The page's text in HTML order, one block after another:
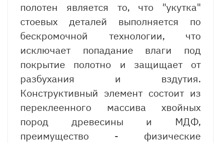
полотен является то, что "укутка"
стоевых деталей выполняется по
бескромочной технологии, что
исключает попадание влаги под
покрытие полотно и защищает от
разбухания и вздутия.
Конструктивный элемент состоит из
переклеенного массива хвойных
пород древесины и МДФ,
преимущество - физические